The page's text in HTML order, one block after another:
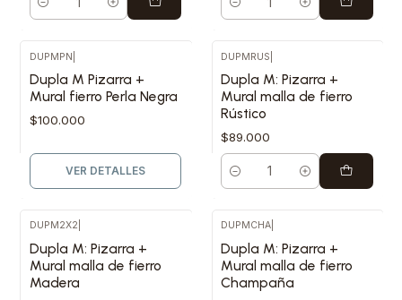
Cantidad Cantidad
DUPMPN
Dupla M Pizarra +
Mural fierro Perla Negra
$100.000
VER DETALLES
DUPMRUS
Dupla M: Pizarra +
Mural malla de fierro
Rústico
$89.000
Cantidad
DUPM2X2
Dupla M: Pizarra +
Mural malla de fierro
Madera
DUPMCHA
Dupla M: Pizarra +
Mural malla de fierro
Champaña